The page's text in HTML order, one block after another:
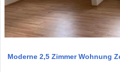
Moderne 2,5 Zimmer Wohnung